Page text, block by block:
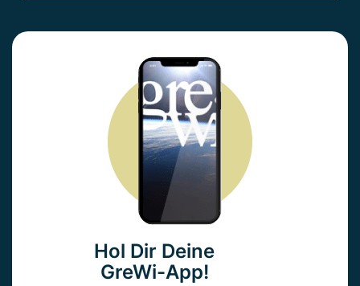
Hol Dir Deine
GreWi-App!